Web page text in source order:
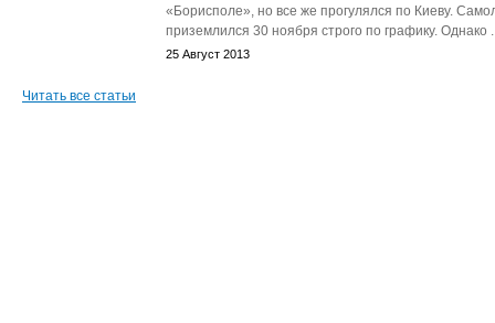
«Борисполе», но все же прогулялся по Киеву.
приземлился 30 ноября строго по графику. Однако
25 Август 2013
Читать все статьи